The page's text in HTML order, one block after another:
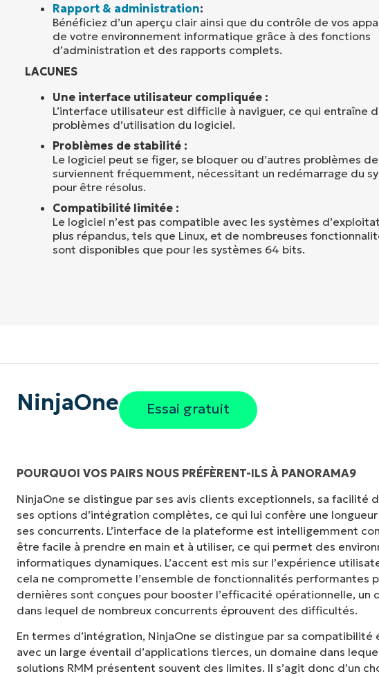
Rapport & administration:
Bénéficiez d’un aperçu clair ainsi que du contrôle de vos
de votre environnement informatique grâce à des fonctions
d’administration et des rapports complets.
LACUNES
Une interface utilisateur compliquée :
L’interface utilisateur est difficile à naviguer, ce qui entraîne
problèmes d’utilisation du logiciel.
Problèmes de stabilité :
Le logiciel peut se figer, se bloquer ou d’autres problèmes
surviennent fréquemment, nécessitant un redémarrage du
pour être résolus.
Compatibilité limitée :
Le logiciel n’est pas compatible avec les systèmes
plus répandus, tels que Linux, et de nombreuses
sont disponibles que pour les systèmes 64 bits.
NinjaOne Essai gratuit
POURQUOI VOS PAIRS NOUS PRÉFÈRENT-ILS À PANORAMA9
NinjaOne se distingue par ses avis clients exceptionnels, sa facilité
ses options d’intégration complètes, ce qui lui confère une longueur
ses concurrents. L’interface de la plateforme est intelligemment
être facile à prendre en main et à utiliser, ce qui permet des
informatiques dynamiques. L’accent est mis sur l’expérience
cela ne compromette l’ensemble de fonctionnalités performantes
dernières sont conçues pour booster l’efficacité opérationnelle, un
dans lequel de nombreux concurrents éprouvent des difficultés.
En termes d’intégration, NinjaOne se distingue par sa compatibilité
avec un large éventail d’applications tierces, un domaine dans
solutions RMM présentent souvent des limites. Il s’agit donc d’un